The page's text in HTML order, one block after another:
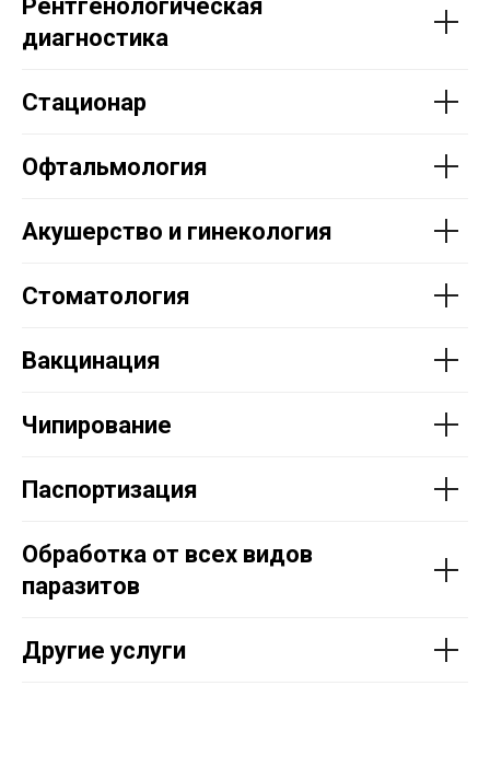
Рентгенологическая
диагностика
Стационар
Офтальмология
Акушерство и гинекология
Стоматология
Вакцинация
Чипирование
Паспортизация
Обработка от всех видов
паразитов
Другие услуги